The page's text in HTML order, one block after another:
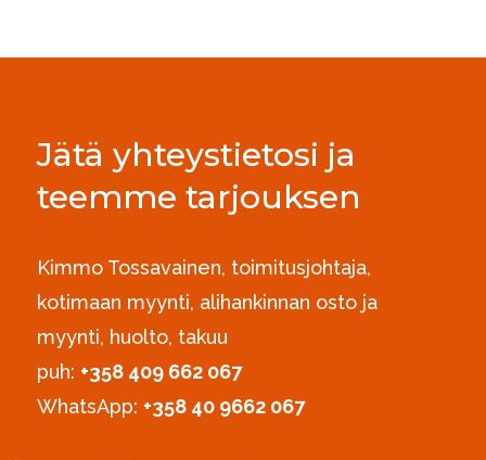
Jätä yhteystietosi ja
teemme tarjouksen
Kimmo Tossavainen, toimitusjohtaja,
kotimaan myynti, alihankinnan osto ja
myynti, huolto, takuu
puh: +358 409 662 067
WhatsApp: +358 40 9662 067